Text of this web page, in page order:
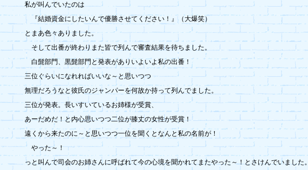
私が叫んでいたのは
『結婚資金にしたいんで優勝させてください！』（大爆笑）
とまあ色々ありました。
そして出番が終わりまた皆で列んで審査結果を待ちました。
白髭部門、黒髭部門と発表がありいよいよ私の出番！
三位ぐらいになれればいいな～と思いつつ
無理だろうなと彼氏のジャンパーを何故か持って列んでました。
三位が発表。長いすいているお姉様が受賞、
あーだめだ！と内心思いつつ二位が膝丈の女性が受賞！
遠くから来たのに～と思いつつ一位を聞くとなんと私の名前が！
やった～！
っと叫んで司会のお姉さんに呼ばれて今の心境を聞かれてまたやった～！とさけんでいました。